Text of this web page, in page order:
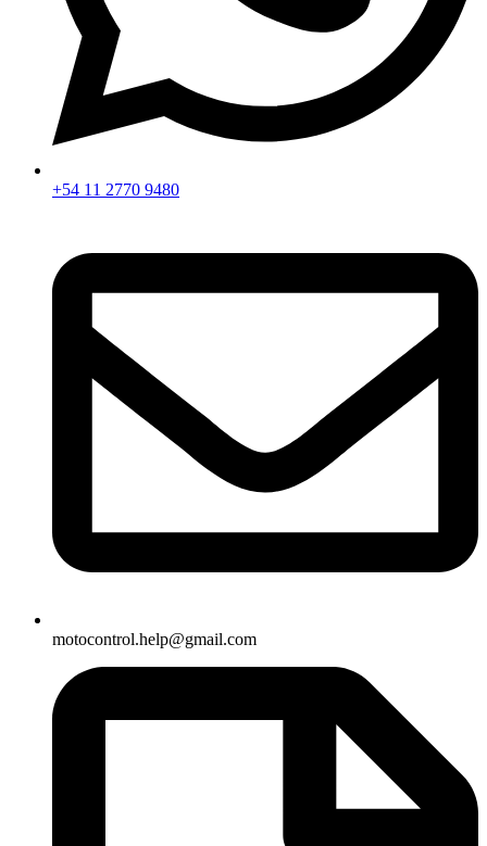
+54 11 2770 9480
motocontrol.help@gmail.com